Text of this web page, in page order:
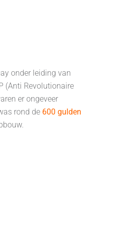
onder leiding van
(Anti Revolutionaire
er ongeveer
rond de 600 gulden